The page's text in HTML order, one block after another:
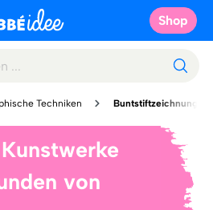
Shop
Techniken Buntstiftzeichnung
von